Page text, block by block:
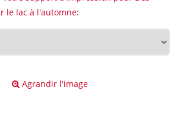
le lac à l'automne:
Agrandir l'image